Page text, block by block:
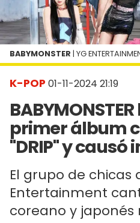
K-POP 01-11-2024 21:19
primer álbum
"DRIP" y causó
El grupo de chicas
Entertainment
coreano y japonés
BABYMONSTER | YG